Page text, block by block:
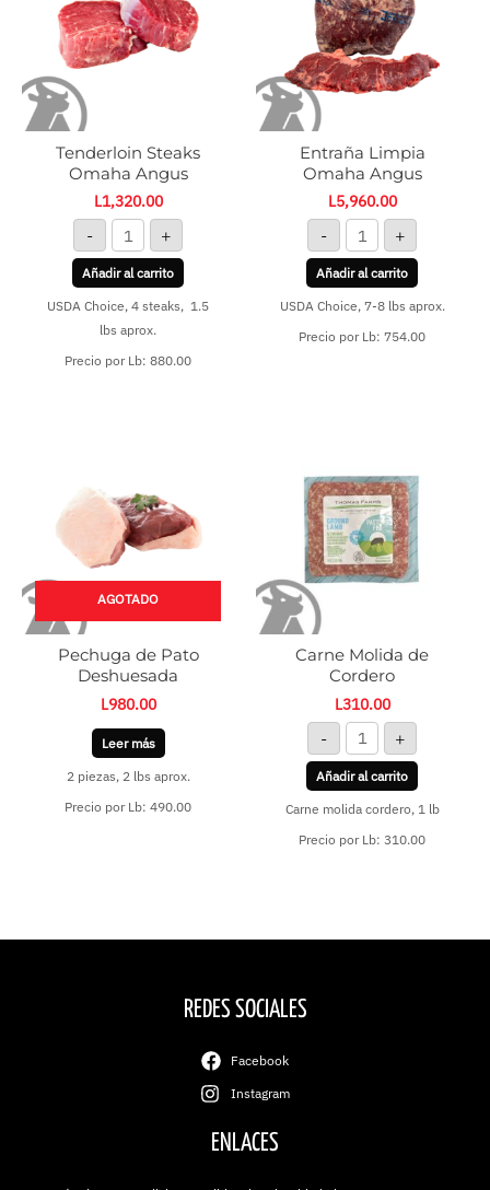
Tenderloin Steaks
Omaha Angus
L1,320.00
- +
Añadir al carrito
USDA Choice, 4 steaks, 1.5
lbs aprox.
Precio por Lb: 880.00
Entraña Limpia
Omaha Angus
L5,960.00
- +
Añadir al carrito
USDA Choice, 7-8 lbs aprox.
Precio por Lb: 754.00
AGOTADO
Pechuga de Pato
Deshuesada
L980.00
Leer más
2 piezas, 2 lbs aprox.
Precio por Lb: 490.00
Carne Molida de
Cordero
L310.00
-
cantidad
+
Añadir al carrito
Carne molida cordero, 1 lb
Precio por Lb: 310.00
ENLACES
REDES SOCIALES
Facebook
Instagram